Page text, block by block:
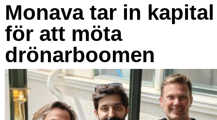
Monava tar in kapital
för att möta
drönarboomen